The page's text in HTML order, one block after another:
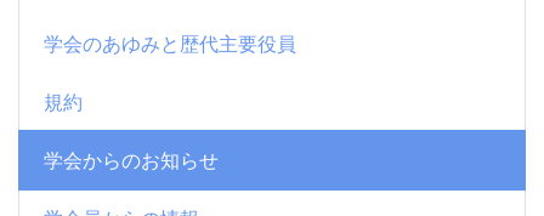
学会のあゆみと歴代主要役員
規約
学会からのお知らせ